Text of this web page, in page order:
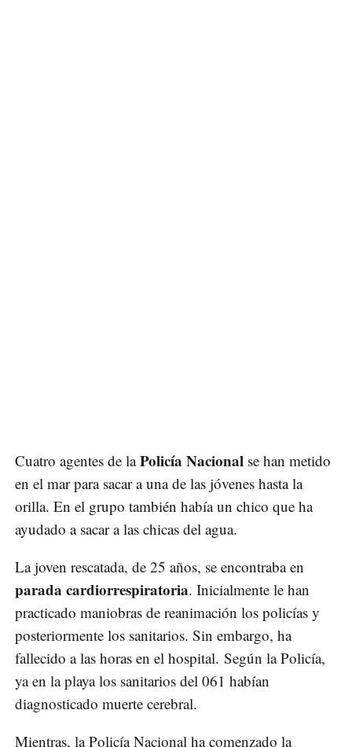
Cuatro agentes de laPolicía Nacional se han metido
en el mar para sacar a una de las jóvenes hasta la
orilla. En el grupo también había un chico que ha
ayudado a sacar a las chicas del agua.
La joven rescatada, de 25 años, se encontraba en
parada cardiorrespiratoria. Inicialmente le han
practicado maniobras de reanimación los policías y
posteriormente los sanitarios. Sin embargo, ha
fallecido a las horas en el hospital. Según la Policía,
ya en la playa los sanitarios del 061 habían
diagnosticado muerte cerebral.
Mientras, la Policía Nacional ha comenzado la